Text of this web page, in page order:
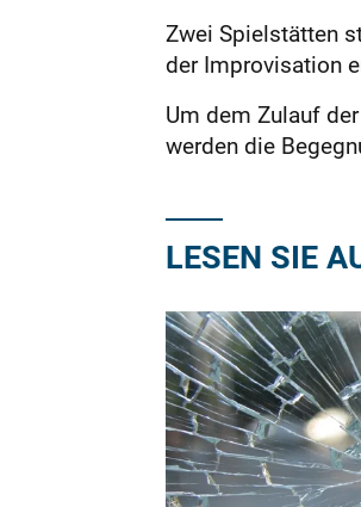
Zwei Spielstätten
der Improvisation
Um dem Zulauf
werden die
LESEN SIE